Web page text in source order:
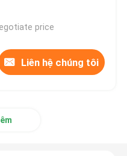
price
Liên hệ chúng tôi